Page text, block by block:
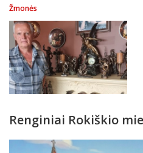
Žmonės
Renginiai Rokiškio